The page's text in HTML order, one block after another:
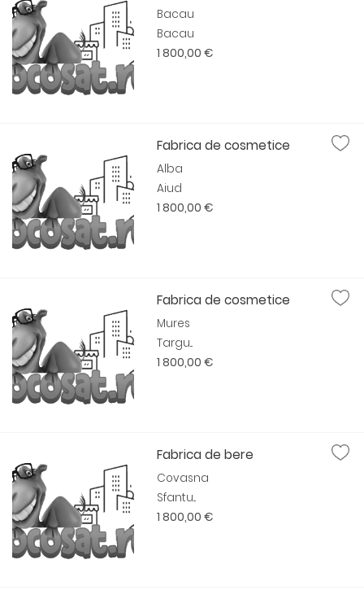
Bacau
Bacau
1 800,00 €
Fabrica de cosmetice
Alba
Aiud
1 800,00 €
Fabrica de cosmetice
Mures
Targu...
1 800,00 €
Fabrica de bere
Covasna
Sfantu...
1 800,00 €